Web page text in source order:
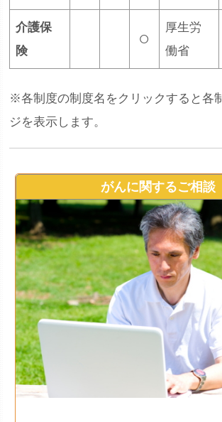
介護保
険
○
厚生労
働省
※各制度の制度名をクリックすると各
ジを表示します。
がんに関するご相談